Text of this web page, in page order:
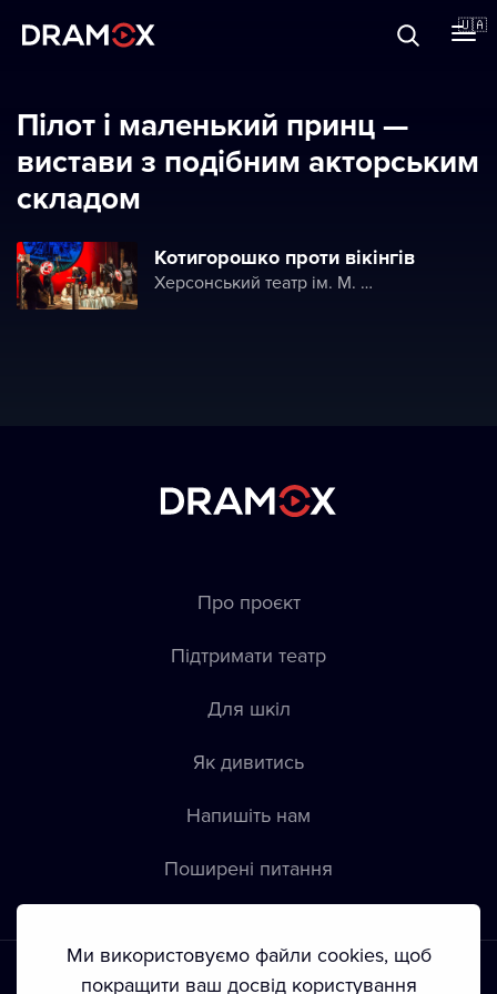
🇺🇦
Зареєструватися
Пілот і маленький принц —
вистави з подібним акторським
складом
Котигорошко проти вікінгів
Херсонський театр ім. М. Куліша
Про проєкт
Підтримати театр
Для шкіл
Як дивитись
Напишіть нам
Пoширені питання
Ми використовуємо файли cookies, щоб
покращити ваш досвід користування